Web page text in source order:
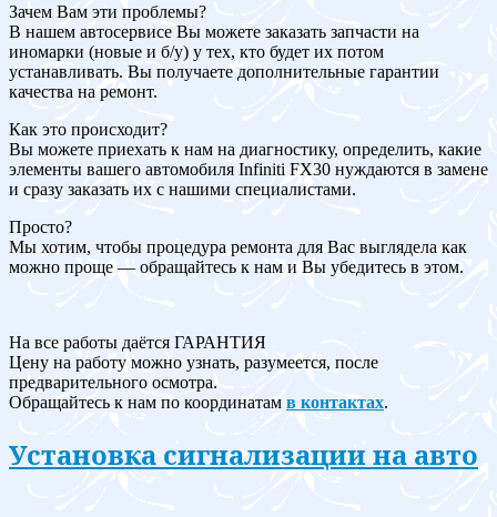
Зачем Вам эти проблемы?
В нашем автосервисе Вы можете заказать запчасти на
иномарки (новые и б/у) у тех, кто будет их потом
устанавливать. Вы получаете дополнительные гарантии
качества на ремонт.
Как это происходит?
Вы можете приехать к нам на диагностику, определить, какие
элементы вашего автомобиля Infiniti FX30 нуждаются в замене
и сразу заказать их с нашими специалистами.
Просто?
Мы хотим, чтобы процедура ремонта для Вас выглядела как
можно проще — обращайтесь к нам и Вы убедитесь в этом.
На все работы даётся ГАРАНТИЯ
Цену на работу можно узнать, разумеется, после
предварительного осмотра.
Обращайтесь к нам по координатам в контактах.
Установка сигнализации на авто